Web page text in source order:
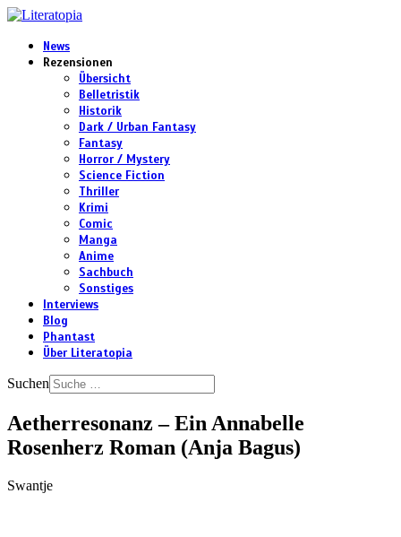
News
Rezensionen
Übersicht
Belletristik
Historik
Dark / Urban Fantasy
Fantasy
Horror / Mystery
Science Fiction
Thriller
Krimi
Comic
Manga
Anime
Sachbuch
Sonstiges
Interviews
Blog
Phantast
Über Literatopia
Suchen
Aetherresonanz – Ein Annabelle
Rosenherz Roman (Anja Bagus)
Swantje